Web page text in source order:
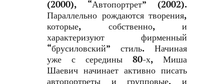
(2000), “Автопортрет” (2002).
Параллельно рождаются творения,
которые, собственно, и
характеризуют фирменный
“брусиловский” стиль. Начиная
уже с середины 80-х, Миша
Шаевич начинает активно писать
автопортреты и групповые, и